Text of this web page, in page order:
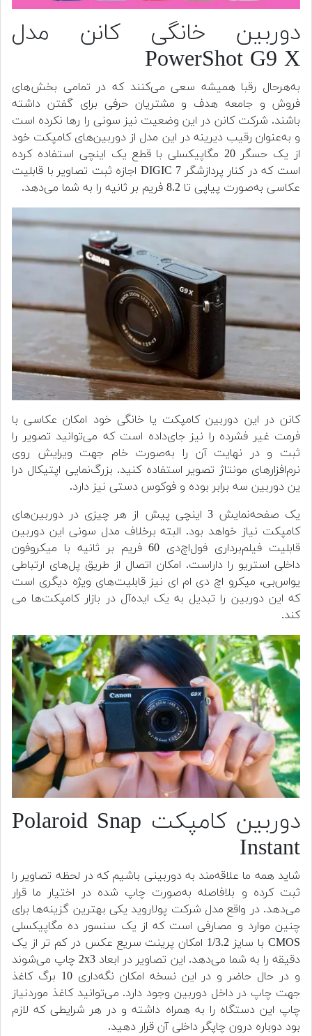
دوربین خانگی کانن مدل
PowerShot G9 X
به‌هرحال رقبا همیشه سعی می‌کنند که در تمامی بخش‌های
فروش و جامعه هدف و مشتریان حرفی برای گفتن داشته
باشند. شرکت کانن در این وضعیت نیز سونی را رها نکرده است
و به‌عنوان رقیب دیرینه در این مدل از دوربین‌های کامپکت خود
از یک حسگر 20 مگاپیکسلی با قطع یک اینچی استفاده کرده
است که در کنار پردازشگر DIGIC 7 اجازه ثبت تصاویر با قابلیت
عکاسی به‌صورت پیاپی تا 8.2 فریم بر ثانیه را به شما می‌دهد.
کانن در این دوربین کامپکت یا خانگی خود امکان عکاسی با
فرمت غیر فشرده را نیز جای‌داده است که می‌توانید تصویر را
ثبت و در نهایت آن را به‌صورت خام جهت ویرایش روی
نرم‌افزارهای مونتاژ تصویر استفاده کنید. بزرگ‌نمایی اپتیکال درا
ین دوربین سه برابر بوده و فوکوس دستی نیز دارد.
یک صفحه‌نمایش 3 اینچی پیش از هر چیزی در دوربین‌های
کامپکت نیاز خواهد بود. البته برخلاف مدل سونی این دوربین
قابلیت فیلم‌برداری فول‌اچ‌دی 60 فریم بر ثانیه با میکروفون
داخلی استریو را داراست. امکان اتصال از طریق پل‌های ارتباطی
یواس‌بی، میکرو اچ دی ام ای نیز قابلیت‌های ویژه دیگری است
که این دوربین را تبدیل به یک ایده‌آل در بازار کامپکت‌ها می
کند.
دوربین کامپکت Polaroid Snap
Instant
شاید همه ما علاقه‌مند به دوربینی باشیم که در لحظه تصاویر را
ثبت کرده و بلافاصله به‌صورت چاپ شده در اختیار ما قرار
می‌دهد. در واقع مدل شرکت پولاروید یکی بهترین گزینه‌ها برای
چنین موارد و مصارفی است که از یک سنسور ده مگاپیکسلی
CMOS با سایز 1/3.2 امکان پرینت سریع عکس در کم تر از یک
دقیقه را به شما می‌دهد. این تصاویر در ابعاد 2x3 چاپ می‌شوند
و در حال حاضر و در این نسخه امکان نگه‌داری 10 برگ کاغذ
جهت چاپ در داخل دوربین وجود دارد. می‌توانید کاغذ موردنیاز
چاپ این دستگاه را به همراه داشته و در هر شرایطی که لازم
بود دوباره درون چاپگر داخلی آن قرار دهید.